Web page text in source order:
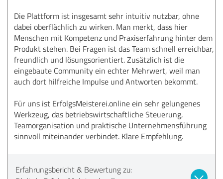
Die Plattform ist insgesamt sehr intuitiv nutzbar, ohne
dabei oberflächlich zu wirken. Man merkt, dass hier
Menschen mit Kompetenz und Praxiserfahrung hinter dem
Produkt stehen. Bei Fragen ist das Team schnell erreichbar,
freundlich und lösungsorientiert. Zusätzlich ist die
eingebaute Community ein echter Mehrwert, weil man
auch dort hilfreiche Impulse und Antworten bekommt.
Für uns ist ErfolgsMeisterei.online ein sehr gelungenes
Werkzeug, das betriebswirtschaftliche Steuerung,
Teamorganisation und praktische Unternehmensführung
sinnvoll miteinander verbindet. Klare Empfehlung.
Erfahrungsbericht & Bewertung zu: